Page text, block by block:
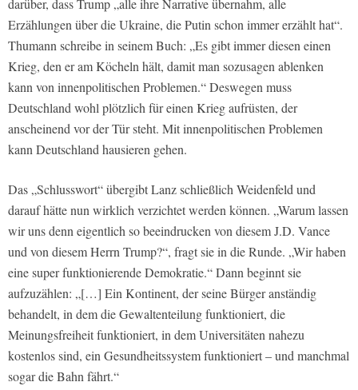
darüber, dass Trump „alle ihre Narrative übernahm, alle
Erzählungen über die Ukraine, die Putin schon immer erzählt hat“.
Thumann schreibe in seinem Buch: „Es gibt immer diesen einen
Krieg, den er am Köcheln hält, damit man sozusagen ablenken
kann von innenpolitischen Problemen.“ Deswegen muss
Deutschland wohl plötzlich für einen Krieg aufrüsten, der
anscheinend vor der Tür steht. Mit innenpolitischen Problemen
kann Deutschland hausieren gehen.
Das „Schlusswort“ übergibt Lanz schließlich Weidenfeld und
darauf hätte nun wirklich verzichtet werden können. „Warum lassen
wir uns denn eigentlich so beeindrucken von diesem J.D. Vance
und von diesem Herrn Trump?“, fragt sie in die Runde. „Wir haben
eine super funktionierende Demokratie.“ Dann beginnt sie
aufzuzählen: „[…] Ein Kontinent, der seine Bürger anständig
behandelt, in dem die Gewaltenteilung funktioniert, die
Meinungsfreiheit funktioniert, in dem Universitäten nahezu
kostenlos sind, ein Gesundheitssystem funktioniert – und manchmal
sogar die Bahn fährt.“